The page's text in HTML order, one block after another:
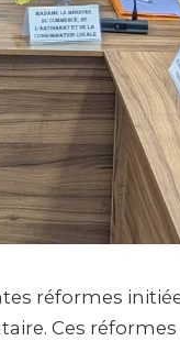
réformes
Ces